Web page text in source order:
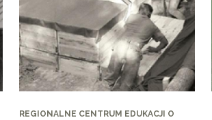
REGIONALNE CENTRUM EDUKACJI O